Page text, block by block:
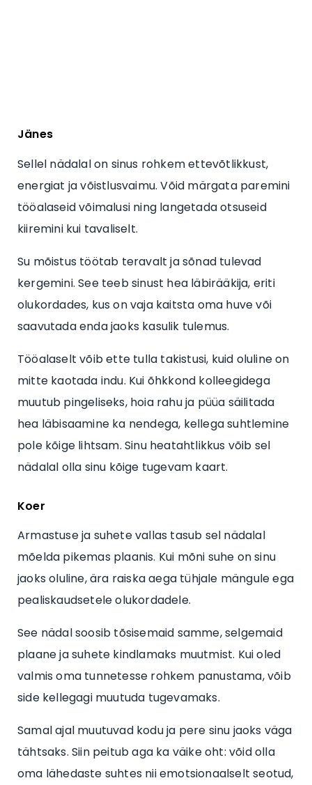
Jänes
Sellel nädalal on sinus rohkem ettevõtlikkust,
energiat ja võistlusvaimu. Võid märgata paremini
tööalaseid võimalusi ning langetada otsuseid
kiiremini kui tavaliselt.
Su mõistus töötab teravalt ja sõnad tulevad
kergemini. See teeb sinust hea läbirääkija, eriti
olukordades, kus on vaja kaitsta oma huve või
saavutada enda jaoks kasulik tulemus.
Tööalaselt võib ette tulla takistusi, kuid oluline on
mitte kaotada indu. Kui õhkkond kolleegidega
muutub pingeliseks, hoia rahu ja püüa säilitada
hea läbisaamine ka nendega, kellega suhtlemine
pole kõige lihtsam. Sinu heatahtlikkus võib sel
nädalal olla sinu kõige tugevam kaart.
Koer
Armastuse ja suhete vallas tasub sel nädalal
mõelda pikemas plaanis. Kui mõni suhe on sinu
jaoks oluline, ära raiska aega tühjale mängule ega
pealiskaudsetele olukordadele.
See nädal soosib tõsisemaid samme, selgemaid
plaane ja suhete kindlamaks muutmist. Kui oled
valmis oma tunnetesse rohkem panustama, võib
side kellegagi muutuda tugevamaks.
Samal ajal muutuvad kodu ja pere sinu jaoks väga
tähtsaks. Siin peitub aga ka väike oht: võid olla
oma lähedaste suhtes nii emotsionaalselt seotud,